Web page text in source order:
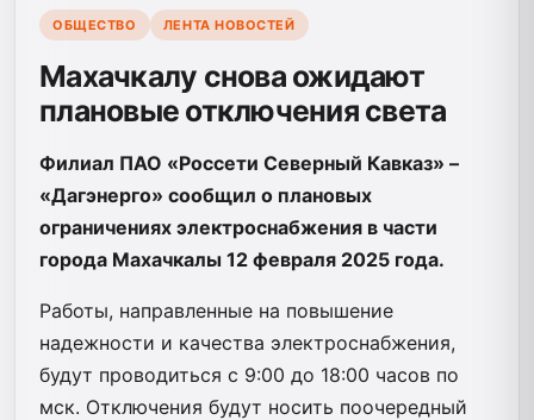
ОБЩЕСТВО ЛЕНТА НОВОСТЕЙ
Махачкалу снова ожидают
плановые отключения света
Филиал ПАО «Россети Северный Кавказ» –
«Дагэнерго» сообщил о плановых
ограничениях электроснабжения в части
города Махачкалы 12 февраля 2025 года.
Работы, направленные на повышение
надежности и качества электроснабжения,
будут проводиться с 9:00 до 18:00 часов по
мск. Отключения будут носить поочередный